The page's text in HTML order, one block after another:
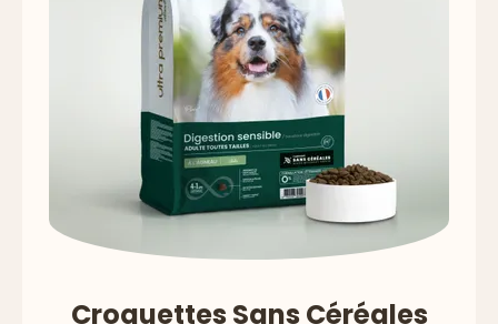
Croquettes Sans Céréales